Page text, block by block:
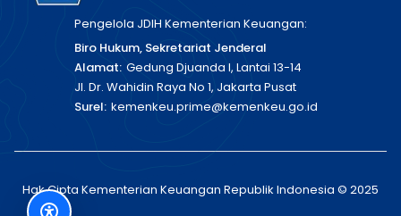
Pengelola JDIH Kementerian Keuangan:
Biro Hukum, Sekretariat Jenderal
Alamat: Gedung Djuanda I, Lantai 13-14
Jl. Dr. Wahidin Raya No 1, Jakarta Pusat
Surel: kemenkeu.prime@kemenkeu.go.id
Hak Cipta Kementerian Keuangan Republik Indonesia © 2025